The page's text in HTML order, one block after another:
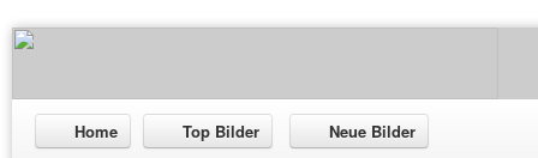
Home Top Bilder Neue Bilder